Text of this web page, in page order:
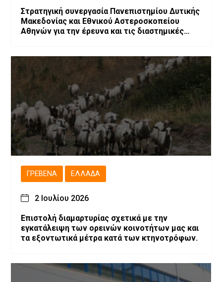
Στρατηγική συνεργασία Πανεπιστημίου Δυτικής
Μακεδονίας και Εθνικού Αστεροσκοπείου
Αθηνών για την έρευνα και τις διαστημικές
ΓΡΕΒΕΝΆ ΕΛΛΆΔΑ
2 Ιουλίου 2026
Επιστολή διαμαρτυρίας σχετικά με την
εγκατάλειψη των ορεινών κοινοτήτων μας και
τα εξοντωτικά μέτρα κατά των κτηνοτρόφων.